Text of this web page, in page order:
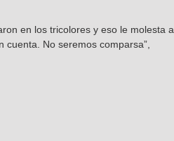
en los tricolores y eso le molesta a
No seremos comparsa”,